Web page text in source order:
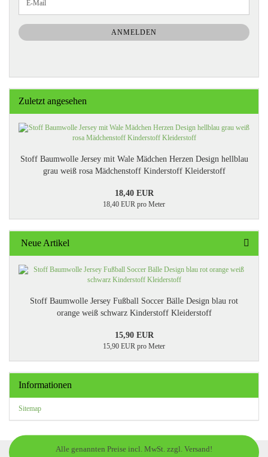
ZUR
NEWSLETTER-
ANMELDUNG
E-
ANMELDEN
Zuletzt angesehen
Stoff Baumwolle Jersey mit Wale Mädchen Herzen Design hellblau
grau weiß rosa Mädchenstoff Kinderstoff Kleiderstoff
18,40 EUR
18,40 EUR pro Meter
Neue Artikel
Stoff Baumwolle Jersey Fußball Soccer Bälle Design blau rot
orange weiß schwarz Kinderstoff Kleiderstoff
15,90 EUR
15,90 EUR pro Meter
Informationen
Sitemap
Alle genannten Preise incl. MwSt. zzgl. Versand!